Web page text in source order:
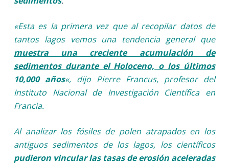
«Esta es la primera vez que al recopilar datos de
tantos lagos vemos una tendencia general que
muestra una creciente acumulación de
sedimentos durante el Holoceno, o los últimos
10,000 años«, dijo Pierre Francus, profesor del
Instituto Nacional de Investigación Científica en
Francia.
Al analizar los fósiles de polen atrapados en los
antiguos sedimentos de los lagos, los científicos
pudieron vincular las tasas de erosión aceleradas